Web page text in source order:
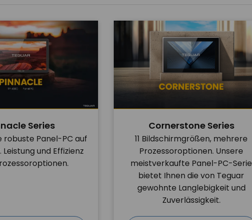
Series
robuste Panel-PC auf
und Effizienz
Cornerstone Series
11 Bildschirmgrößen, mehrere
Prozessoroptionen. Unsere
meistverkaufte Panel-PC-Serie
bietet Ihnen die von Teguar
gewohnte Langlebigkeit und
Zuverlässigkeit.